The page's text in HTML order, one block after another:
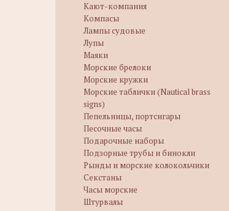
Кают-компания
Компасы
Лампы судовые
Лупы
Маяки
Морские брелоки
Морские кружки
Морские таблички (Nautical brass
signs)
Пепельницы, портсигары
Песочные часы
Подарочные наборы
Подзорные трубы и бинокли
Рынды и морские колокольчики
Секстаны
Часы морские
Штурвалы